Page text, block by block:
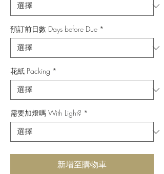
預訂前日數 Days before Due *
花紙 Packing *
需要加燈嗎 With Light? *
新增至購物車